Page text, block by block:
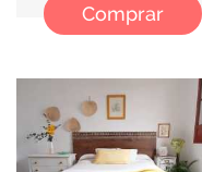
Comprar